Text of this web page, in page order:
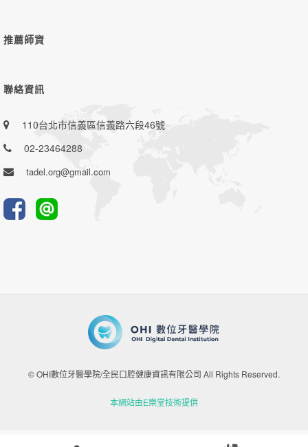
推薦師資
聯絡資訊
110台北市信義區信義路六段46號
02-23464288
tadel.org@gmail.com
© OHI數位牙醫學院/全民口腔健康資訊有限公司 All Rights Reserved.
本網站由E樂堂技術提供